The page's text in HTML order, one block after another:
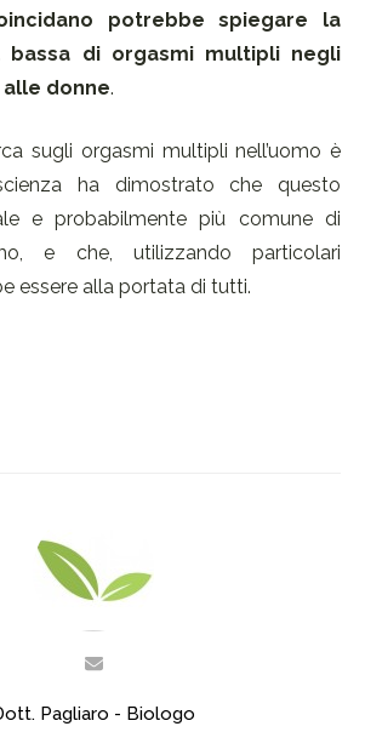
potrebbe spiegare la
bassa di orgasmi multipli negli
donne.
sugli orgasmi multipli nell’uomo è
ha dimostrato che questo
e probabilmente più comune di
e che, utilizzando particolari
essere alla portata di tutti.
Pagliaro - Biologo